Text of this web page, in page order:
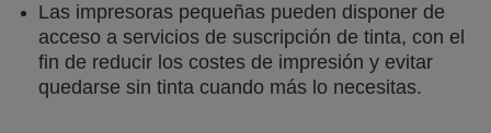
Las impresoras pequeñas pueden disponer de
acceso a servicios de suscripción de tinta, con el
fin de reducir los costes de impresión y evitar
quedarse sin tinta cuando más lo necesitas.